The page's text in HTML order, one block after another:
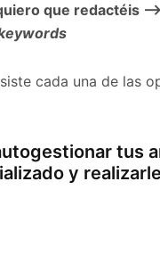
que redactéis
cada una de las
tus
y